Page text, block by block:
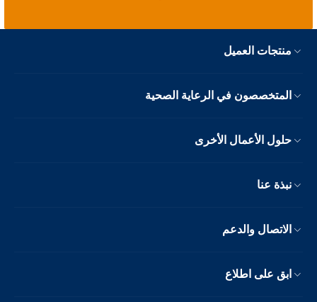
منتجات العميل
المتخصصون في الرعاية الصحية
حلول الأعمال الأخرى
نبذة عنا
الاتصال والدعم
ابق على اطلاع